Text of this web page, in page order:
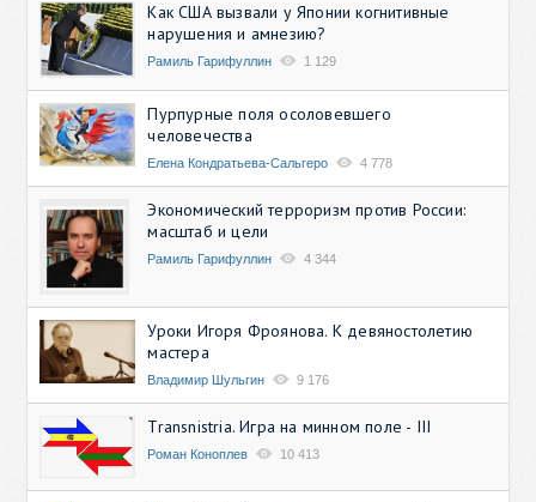
Как США вызвали у Японии когнитивные
нарушения и амнезию?
Рамиль Гарифуллин 1 129
Пурпурные поля осоловевшего
человечества
Елена Кондратьева-Сальгеро 4 778
Экономический терроризм против России:
масштаб и цели
Рамиль Гарифуллин 4 344
Уроки Игоря Фроянова. К девяностолетию
мастера
Владимир Шульгин 9 176
Transnistria. Игра на минном поле - III
Роман Коноплев 10 413